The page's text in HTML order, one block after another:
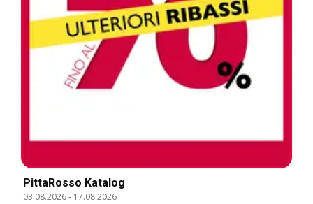
PittaRosso Katalog
03.08.2026- 17.08.2026